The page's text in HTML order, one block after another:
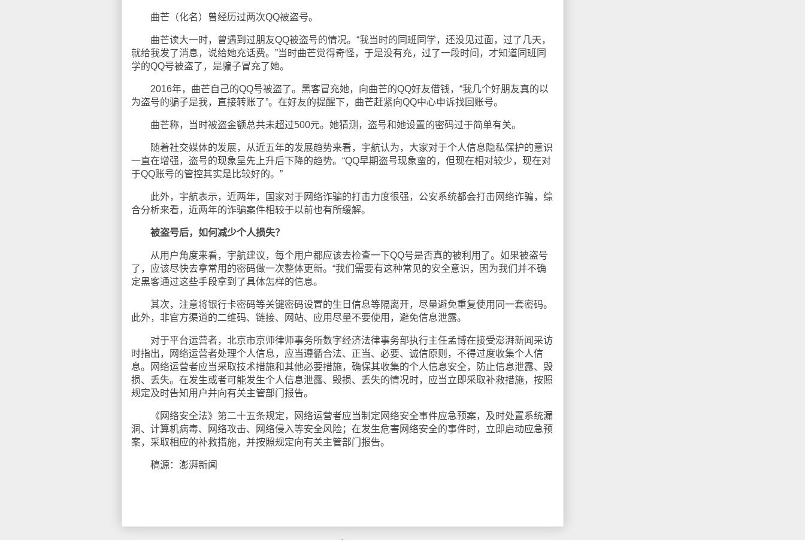
曲芒（化名）曾经历过两次QQ被盗号。
曲芒读大一时，曾遇到过朋友QQ被盗号的情况。“我当时的同班同学，还没见过面，过了几天，
就给我发了消息，说给她充话费。”当时曲芒觉得奇怪，于是没有充，过了一段时间，才知道同班同
学的QQ号被盗了，是骗子冒充了她。
2016年，曲芒自己的QQ号被盗了。黑客冒充她，向曲芒的QQ好友借钱，“我几个好朋友真的以
为盗号的骗子是我，直接转账了”。在好友的提醒下，曲芒赶紧向QQ中心申诉找回账号。
曲芒称，当时被盗金额总共未超过500元。她猜测，盗号和她设置的密码过于简单有关。
随着社交媒体的发展，从近五年的发展趋势来看，宇航认为，大家对于个人信息隐私保护的意识
一直在增强，盗号的现象呈先上升后下降的趋势。“QQ早期盗号现象蛮的，但现在相对较少，现在对
于QQ账号的管控其实是比较好的。”
此外，宇航表示，近两年，国家对于网络诈骗的打击力度很强，公安系统都会打击网络诈骗，综
合分析来看，近两年的诈骗案件相较于以前也有所缓解。
被盗号后，如何减少个人损失？
从用户角度来看，宇航建议，每个用户都应该去检查一下QQ号是否真的被利用了。如果被盗号
了，应该尽快去拿常用的密码做一次整体更新。“我们需要有这种常见的安全意识，因为我们并不确
定黑客通过这些手段拿到了具体怎样的信息。
其次，注意将银行卡密码等关键密码设置的生日信息等隔离开，尽量避免重复使用同一套密码。
此外，非官方渠道的二维码、链接、网站、应用尽量不要使用，避免信息泄露。
对于平台运营者，北京市京师律师事务所数字经济法律事务部执行主任孟博在接受澎湃新闻采访
时指出，网络运营者处理个人信息，应当遵循合法、正当、必要、诚信原则，不得过度收集个人信
息。网络运营者应当采取技术措施和其他必要措施，确保其收集的个人信息安全，防止信息泄露、毁
损、丢失。在发生或者可能发生个人信息泄露、毁损、丢失的情况时，应当立即采取补救措施，按照
规定及时告知用户并向有关主管部门报告。
《网络安全法》第二十五条规定，网络运营者应当制定网络安全事件应急预案，及时处置系统漏
洞、计算机病毒、网络攻击、网络侵入等安全风险；在发生危害网络安全的事件时，立即启动应急预
案，采取相应的补救措施，并按照规定向有关主管部门报告。
稿源：澎湃新闻